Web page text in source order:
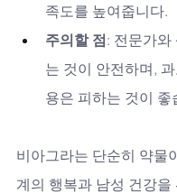
족도를 높여줍니다.
주의할 점: 전문가와
는 것이 안전하며,
용은 피하는 것이 좋
비아그라는 단순히 약물
계의 행복과 남성 건강을